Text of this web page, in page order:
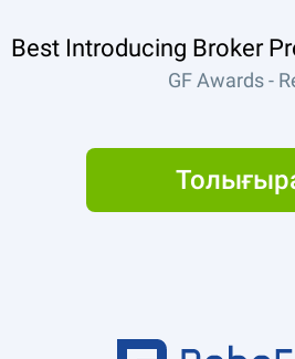
Best Introducing Broker
GF Awards -